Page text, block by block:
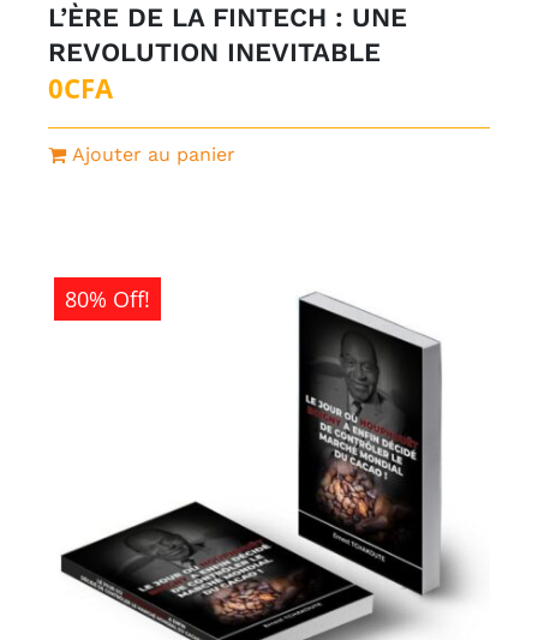
L’ÈRE DE LA FINTECH : UNE
REVOLUTION INEVITABLE
0CFA
Ajouter au panier
80% Off!